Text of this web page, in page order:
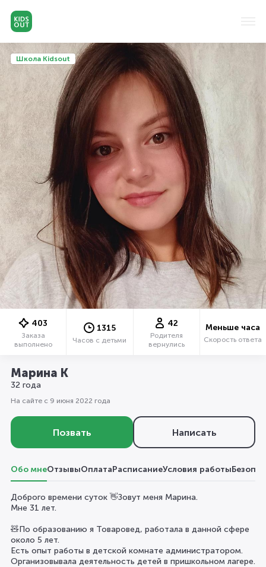
Школа Kidsout
403
Заказа
выполнено
1315
Часов с детьми
42
Родителя
вернулись
Меньше часа
Скорость ответа
Марина К
32 года
На сайте с 9 июня 2022 года
Позвать Написать
Обо мнеОтзывыОплатаРасписаниеУсловия работы
Доброго времени суток 👋Зовут меня Марина.
Мне 31 лет.
🧸По образованию я Товаровед, работала в данной сфере
около 5 лет.
Есть опыт работы в детской комнате администратором.
Организовывала деятельность детей в пришкольном лагере.